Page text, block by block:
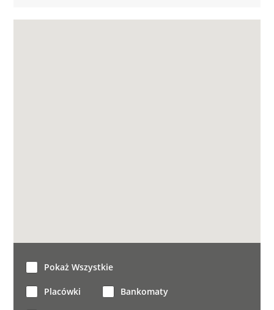
Pokaż Wszystkie
Placówki Bankomaty